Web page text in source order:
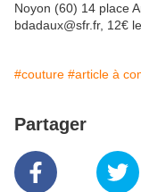
Noyon (60) 14 place
bdadaux@sfr.fr, 12€
#couture #article à
Partager